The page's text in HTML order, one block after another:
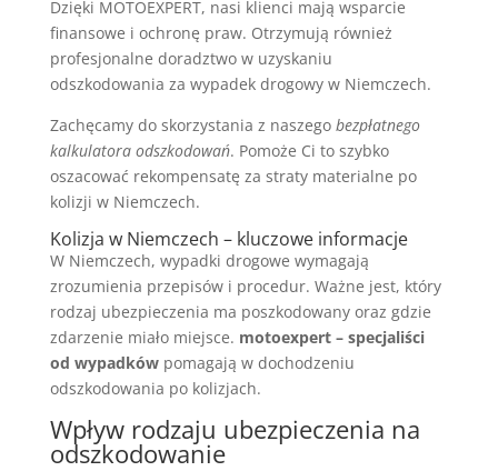
Dzięki MOTOEXPERT, nasi klienci mają wsparcie
finansowe i ochronę praw. Otrzymują również
profesjonalne doradztwo w uzyskaniu
odszkodowania za wypadek drogowy w Niemczech.
Zachęcamy do skorzystania z naszego bezpłatnego
kalkulatora odszkodowań. Pomoże Ci to szybko
oszacować rekompensatę za straty materialne po
kolizji w Niemczech.
Kolizja w Niemczech – kluczowe informacje
W Niemczech, wypadki drogowe wymagają
zrozumienia przepisów i procedur. Ważne jest, który
rodzaj ubezpieczenia ma poszkodowany oraz gdzie
zdarzenie miało miejsce. motoexpert – specjaliści
od wypadkówpomagają w dochodzeniu
odszkodowania po kolizjach.
Wpływ rodzaju ubezpieczenia na
odszkodowanie